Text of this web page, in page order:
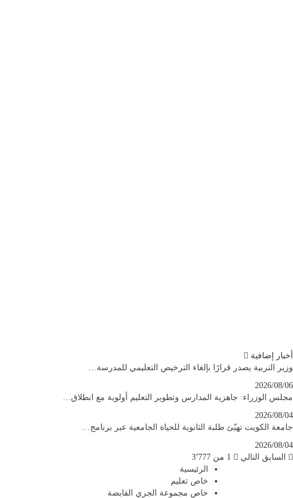
أخبار إضافية
وزير التربية يصدر قرارًا بإلغاء الترخيص التعليمي للمدرسة…
2026/08/06
مجلس الوزراء: جاهزية المدارس وتطوير التعليم أولوية مع انطلاق…
2026/08/04
جامعة الكويت تهيّئ طلبة الثانوية للحياة الجامعية عبر برنامج…
2026/08/04
السابق
التالي
1 من 3٬777
الرئيسية
خاص تعليم
خاص مجموعة الجري القابضة